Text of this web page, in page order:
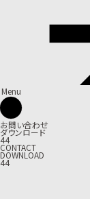
Menu
お問い合わせ
ダウンロード
44
CONTACT
DOWNLOAD
44